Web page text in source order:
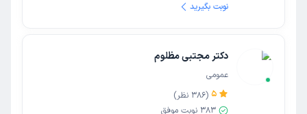
نوبت بگیرید
دکتر مجتبی مظلوم
عمومی
5
(
386 نظر)
383 نوبت موفق